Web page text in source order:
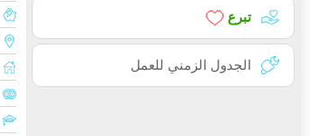
تبرع
الجدول الزمني للعمل